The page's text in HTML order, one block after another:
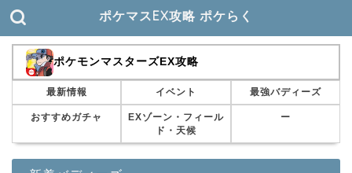
ポケマスEX攻略 ポケらく
ポケモンマスターズEX攻略
最新情報 イベント 最強バディーズ
おすすめガチャ
EXゾーン・フィール
ド・天候
ー